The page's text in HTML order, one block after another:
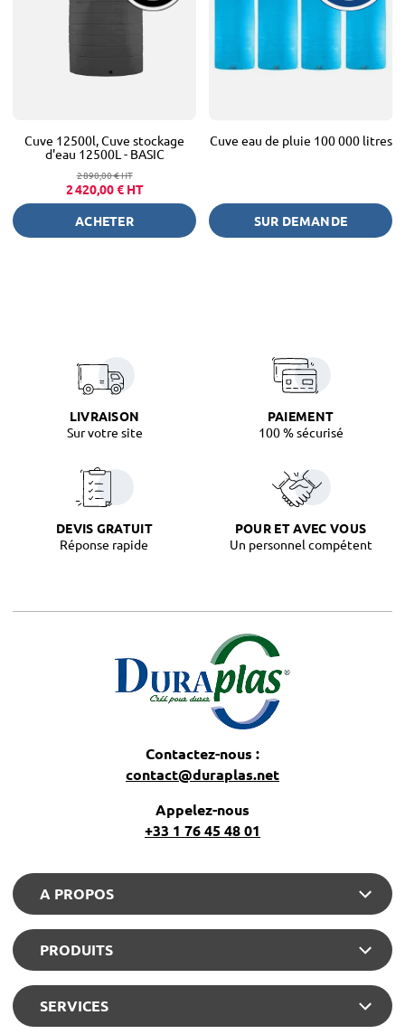
Cuve 12500l, Cuve stockage
d'eau 12500L - BASIC
2 890,00 €HT
2 420,00 € HT
ACHETER
Cuve eau de pluie 100 000 litres
SUR DEMANDE
LIVRAISON
Sur votre site
PAIEMENT
100 % sécurisé
DEVIS GRATUIT
Réponse rapide
POUR ET AVEC VOUS
Un personnel compétent
Contactez-nous :
contact@duraplas.net
Appelez-nous
+33 1 76 45 48 01
A PROPOS
PRODUITS
SERVICES